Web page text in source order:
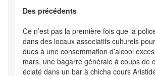
Des précédents
Ce n’est pas la première fois que la
dans des locaux associatifs culturels
dues à une consommation d’alcool
mars, une bagarre générale à coups de
éclaté dans un bar à chicha cours